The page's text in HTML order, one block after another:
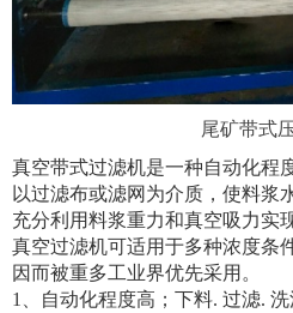
尾矿带式
真空带式过滤机是一种自动化程
以过滤布或滤网为介质，使料浆
充分利用料浆重力和真空吸力实
真空过滤机可适用于多种浓度条
因而被重多工业界优先采用。
1、自动化程度高；下料. 过滤.